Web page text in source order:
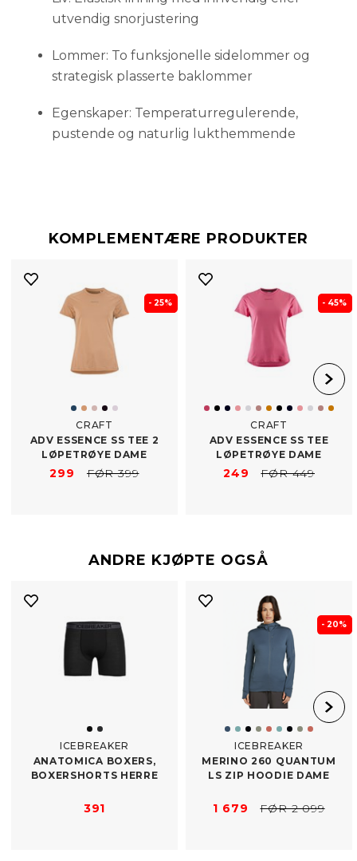
utvendig snorjustering
Lommer: To funksjonelle sidelommer og
strategisk plasserte baklommer
Egenskaper: Temperaturregulerende,
pustende og naturlig lukthemmende
KOMPLEMENTÆRE PRODUKTER
- 25%
CRAFT
ADV ESSENCE SS TEE 2
LØPETRØYE DAME
299 FØR 399
- 45%
CRAFT
ADV ESSENCE SS TEE
LØPETRØYE DAME
249 FØR 449
ANDRE KJØPTE OGSÅ
ICEBREAKER
ANATOMICA BOXERS,
BOXERSHORTS HERRE
391
- 20%
ICEBREAKER
MERINO 260 QUANTUM
LS ZIP HOODIE DAME
1 679 FØR 2 099